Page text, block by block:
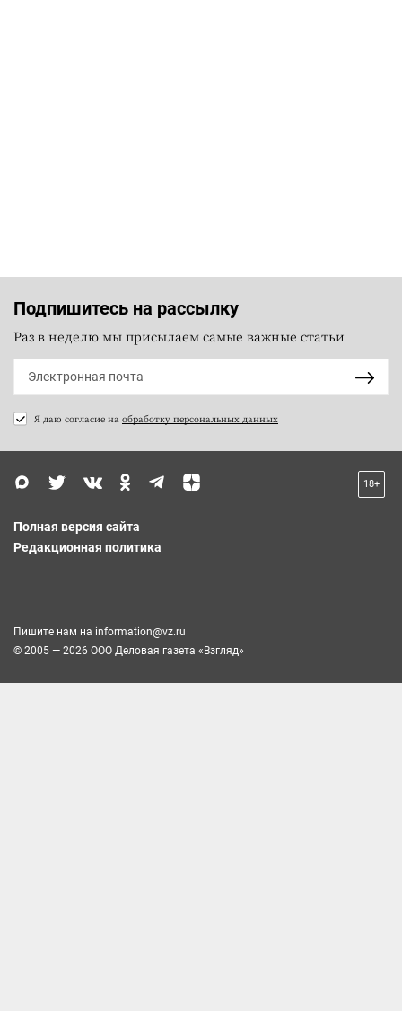
Подпишитесь на рассылку
Раз в неделю мы присылаем самые важные статьи
Я даю согласие на обработку персональных данных
18+
Полная версия сайта
Редакционная политика
Пишите нам на information@vz.ru
© 2005 — 2026 ООО Деловая газета «Взгляд»